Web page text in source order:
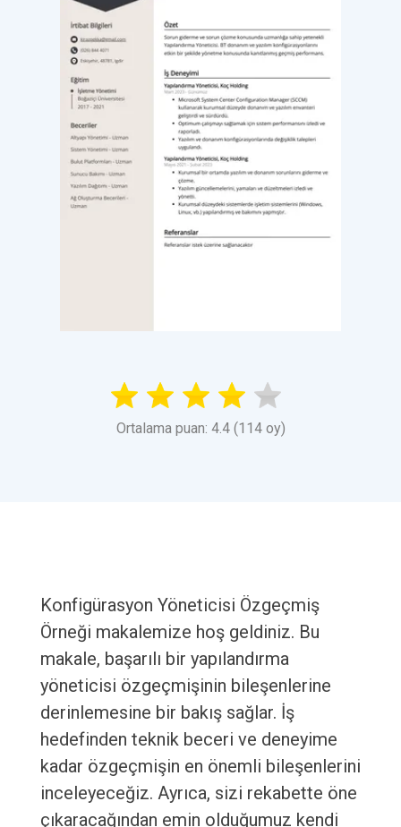
Ortalama puan: 4.4 (114 oy)
Konfigürasyon Yöneticisi Özgeçmiş
Örneği makalemize hoş geldiniz. Bu
makale, başarılı bir yapılandırma
yöneticisi özgeçmişinin bileşenlerine
derinlemesine bir bakış sağlar. İş
hedefinden teknik beceri ve deneyime
kadar özgeçmişin en önemli bileşenlerini
inceleyeceğiz. Ayrıca, sizi rekabette öne
çıkaracağından emin olduğumuz kendi